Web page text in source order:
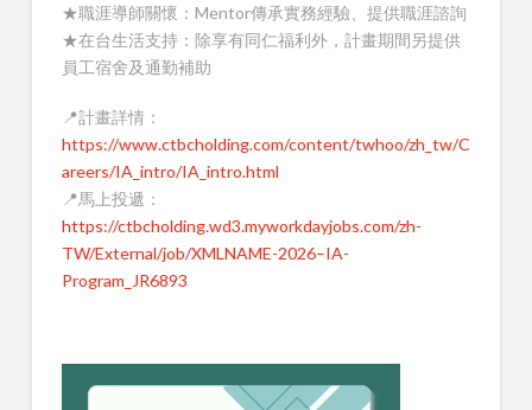
★職涯導師關懷：Mentor傳承實務經驗、提供職涯諮詢
★在台生活支持：除享有同仁福利外，計畫期間另提供
員工宿舍及通勤補助
📍計畫詳情：
https://www.ctbcholding.com/content/twhoo/zh_tw/C
areers/IA_intro/IA_intro.html
📍馬上投遞：
https://ctbcholding.wd3.myworkdayjobs.com/zh-
TW/External/job/XMLNAME-2026–IA-
Program_JR6893